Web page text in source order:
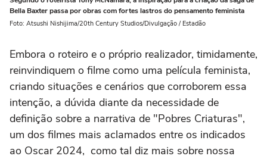
Bella Baxter passa por obras com fortes lastros do pensamento feminista
Foto: Atsushi Nishijima/20th Century Studios/Divulgação / Estadão
Embora o roteiro e o próprio realizador, timidamente,
reinvindiquem o filme como uma película feminista,
criando situações e cenários que corroborem essa
intenção, a dúvida diante da necessidade de
definição sobre a narrativa de "Pobres Criaturas",
um dos filmes mais aclamados entre os indicados
ao Oscar 2024, como tal diz mais sobre nossa